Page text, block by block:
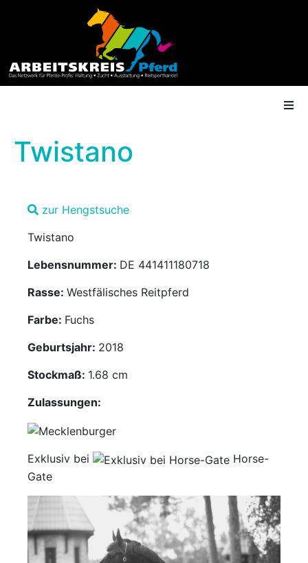
Termine
Gütesiegel
Mediathek
Partner
Account
Twistano
zur Hengstsuche
Twistano
Lebensnummer: DE 441411180718
Rasse: Westfälisches Reitpferd
Farbe: Fuchs
Geburtsjahr: 2018
Stockmaß: 1.68 cm
Zulassungen:
Exklusiv bei
Horse-
Gate